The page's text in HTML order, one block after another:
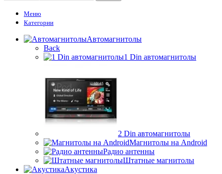
Меню
Категории
Автомагнитолы
Back
1 Din автомагнитолы
2 Din автомагнитолы
Магнитолы на Android
Радио антенны
Штатные магнитолы
Акустика